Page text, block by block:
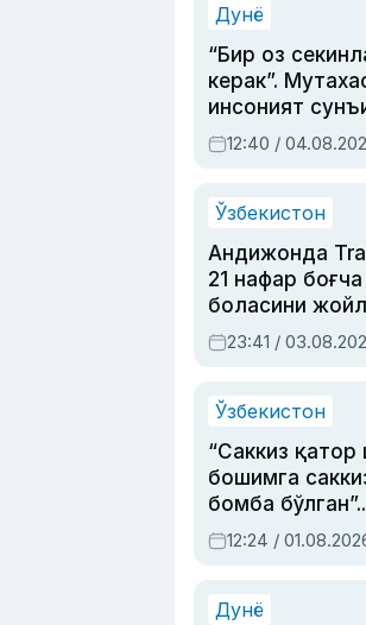
синовларга
Дунё
“Бир оз
керак”.
инсоният
интеллектни
олмай
12:40 /
Ўзбекистон
Андижонда
21 нафар боғча
боласини
содир этган
ҳукми ўқилди
23:41 /
Ўзбекистон
“Саккиз
бошимга
бомба бўлган”.
Абдулла
сиёсий
12:24 /
Дунё